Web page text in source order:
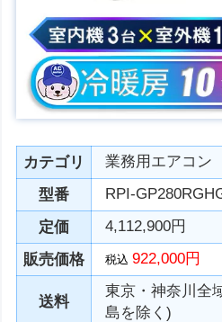
カテゴリ
業務用エアコン
型番
RPI-
定価
4,112,900円
販売価格
税込922,000円
送料
東京・神奈川全
島を除く)